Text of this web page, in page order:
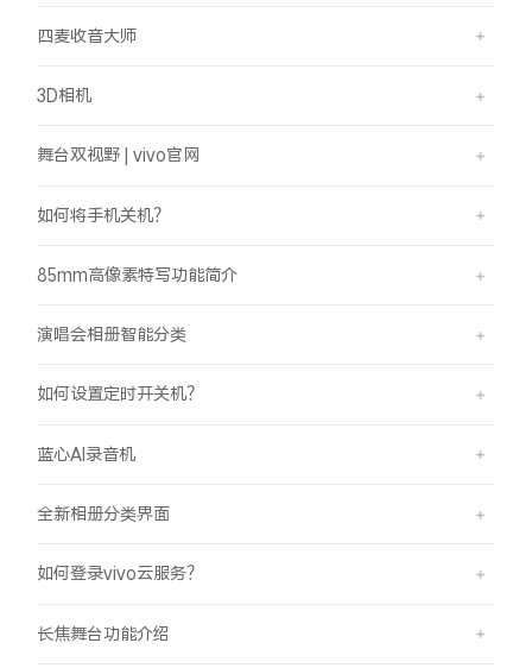
四麦收音大师
3D相机
舞台双视野 | vivo官网
如何将手机关机？
85mm高像素特写功能简介
演唱会相册智能分类
如何设置定时开关机？
蓝心AI录音机
全新相册分类界面
如何登录vivo云服务？
长焦舞台功能介绍